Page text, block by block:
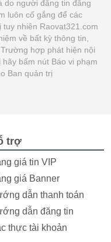
do người đăng tin đăng
luôn cố gắng để các
nhiên Raovat321.com
về bất kỳ thông tin,
hợp phát hiện nội
bấm nút Báo vi phạm
Ban quản trị
trợ
giá tin VIP
giá Banner
dẫn thanh toán
dẫn đăng tin
thực tài khoản